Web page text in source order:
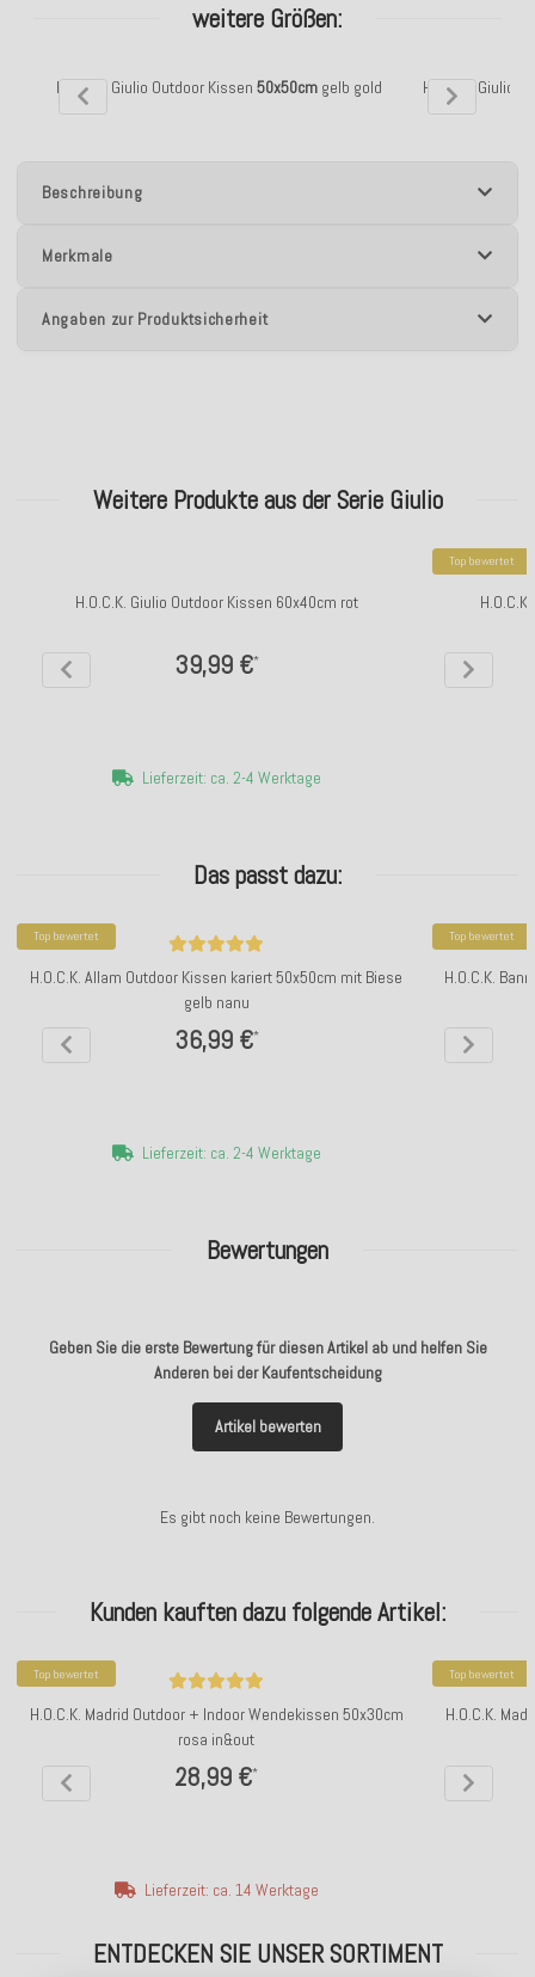
weitere Größen:
H.O.C.K. Giulio Outdoor Kissen 50x50cm gelb gold H.O.C.K. Giulio
Beschreibung
Merkmale
Angaben zur Produktsicherheit
Bewertungen
Geben Sie die erste Bewertung für diesen Artikel ab und helfen Sie
Anderen bei der Kaufentscheidung
Artikel bewerten
Es gibt noch keine Bewertungen.
Weitere Produkte aus der Serie Giulio
H.O.C.K. Giulio Outdoor Kissen 60x40cm rot
39,99 €*
Lieferzeit: ca. 2-4 Werktage
Top bewertet
Das passt dazu:
Top bewertet
H.O.C.K. Allam Outdoor Kissen kariert 50x50cm mit Biese
gelb nanu
36,99 €*
Lieferzeit: ca. 2-4 Werktage
Top bewertet
H.O.C.K.
Kunden kauften dazu folgende Artikel:
Top bewertet
H.O.C.K. Madrid Outdoor + Indoor Wendekissen 50x30cm
rosa in&out
28,99 €*
Lieferzeit: ca. 14 Werktage
Top bewertet
H.O.C.K.
ENTDECKEN SIE UNSER SORTIMENT